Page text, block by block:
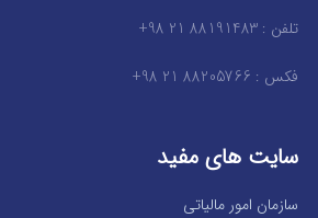
تلفن : 88191483 21 98+
فکس : 88205766 21 98+
سایت های مفید
سازمان امور مالیاتی